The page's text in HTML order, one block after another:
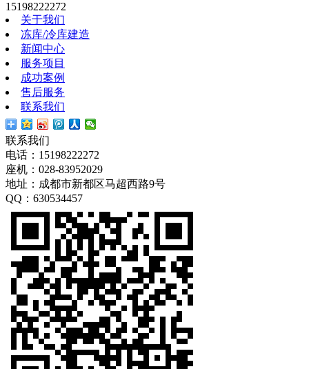
15198222272
关于我们
冻库/冷库建造
新闻中心
服务项目
成功案例
售后服务
联系我们
联系我们
电话：15198222272
座机：028-83952029
地址：成都市新都区马超西路9号
QQ：630534457